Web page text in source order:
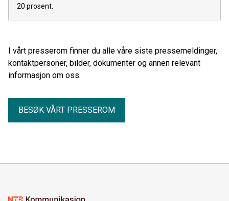
20 prosent.
I vårt presserom finner du alle våre siste pressemeldinger,
kontaktpersoner, bilder, dokumenter og annen relevant
informasjon om oss.
BESØK VÅRT PRESSEROM